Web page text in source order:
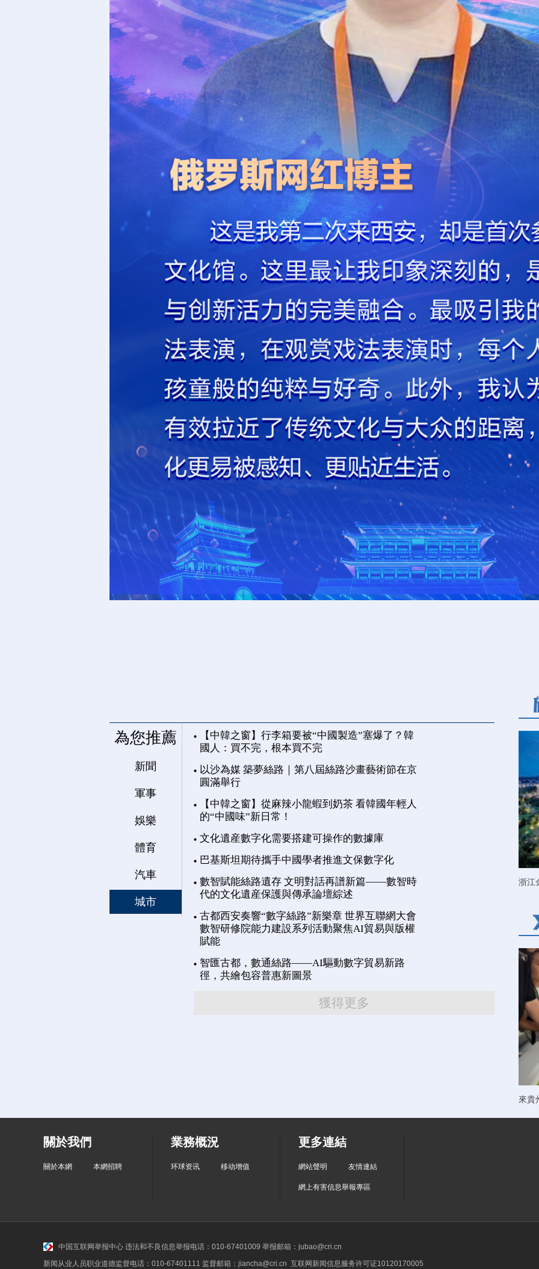
為您推薦
新聞
軍事
娛樂
體育
汽車
城市
【中韓之窗】行李箱要被“中國製造”塞爆了？韓
國人：買不完，根本買不完
以沙為媒 築夢絲路｜第八屆絲路沙畫藝術節在京
圓滿舉行
【中韓之窗】從麻辣小龍蝦到奶茶 看韓國年輕人
的“中國味”新日常！
文化遺産數字化需要搭建可操作的數據庫
巴基斯坦期待攜手中國學者推進文保數字化
數智賦能絲路遺存 文明對話再譜新篇——數智時
代的文化遺産保護與傳承論壇綜述
古都西安奏響“數字絲路”新樂章 世界互聯網大會
數智研修院能力建設系列活動聚焦AI貿易與版權
賦能
智匯古都，數通絲路——AI驅動數字貿易新路
徑，共繪包容普惠新圖景
獲得更多
浙江
來貴
關於我們
關於本網 本網招聘
業務概況
环球资讯 移动增值
更多連結
網站聲明 友情連結
網上有害信息舉報專區
中国互联网举报中心 违法和不良信息举报电话：010-67401009 举报邮箱：jubao@cri.cn
新闻从业人员职业道德监督电话：010-67401111 监督邮箱：jiancha@cri.cn 互联网新闻信息服务许可证10120170005